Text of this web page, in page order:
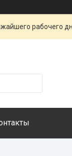
рабочего